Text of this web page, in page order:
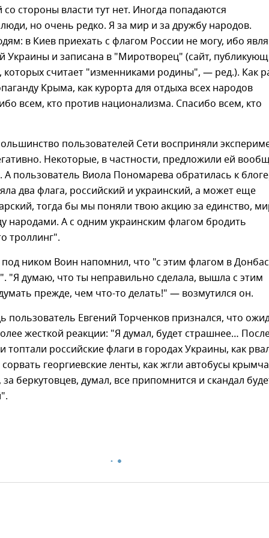
стороны власти тут нет. Иногда попадаются
но очень редко. Я за мир и за дружбу народов.
в Киев приехать с флагом России не могу, ибо
Украины и записана в "Миротворец" (сайт,
считает "изменниками родины", — ред.). Как
Крыма, как курорта для отдыха всех народов
всем, кто против национализма. Спасибо всем, кто
пользователей Сети восприняли
Некоторые, в частности, предложили ей
А пользователь Виола Пономарева обратилась к
два флага, российский и украинский, а может еще
тогда бы мы поняли твою акцию за единство,
народами. А с одним украинским флагом бродить
троллинг".
ником Воин напомнил, что "с этим флагом в
"Я думаю, что ты неправильно сделала, вышла с этим
прежде, чем что-то делать!" — возмутился он.
пользователь Евгений Торченков признался, что
жесткой реакции: "Я думал, будет страшнее…
топтали российские флаги в городах Украины, как
георгиевские ленты, как жгли автобусы
беркутовцев, думал, все припомнится и скандал